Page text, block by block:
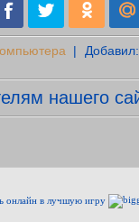
| Добавил
нашего
онлайн в лучшую игру